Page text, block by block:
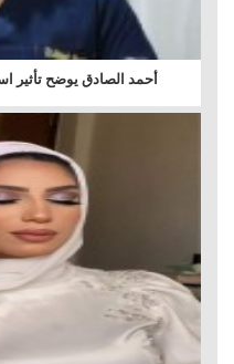
أحمد الصادق يوضح تأثير